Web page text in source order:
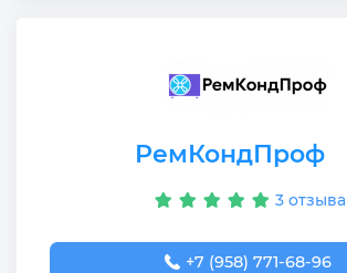
РемКондПроф
3 отзыва
+7 (958) 771-68-96